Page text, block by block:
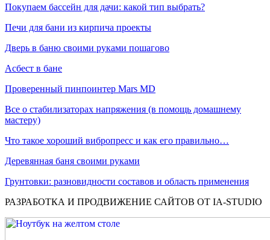
Покупаем бассейн для дачи: какой тип выбрать?
Печи для бани из кирпича проекты
Дверь в баню своими руками пошагово
Асбест в бане
Проверенный пинпоинтер Mars MD
Все о стабилизаторах напряжения (в помощь домашнему
мастеру)
Что такое хороший вибропресс и как его правильно…
Деревянная баня своими руками
Грунтовки: разновидности составов и область применения
РАЗРАБОТКА И ПРОДВИЖЕНИЕ САЙТОВ ОТ IA-STUDIO